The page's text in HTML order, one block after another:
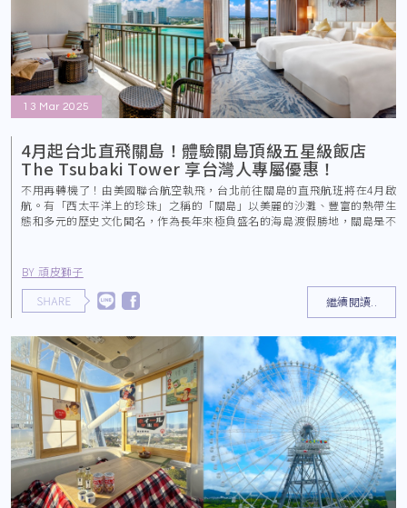
13 Mar 2025
BY 頑皮獅子
4月起台北直飛關島！體驗關島頂級五星級飯店
The Tsubaki Tower 享台灣人專屬優惠！
不用再轉機了！由美國聯合航空執飛，台北前往關島的直飛航班將在4月啟
航。有「西太平洋上的珍珠」之稱的「關島」以美麗的沙灘、豐富的熱帶生
態和多元的歷史文化聞名，作為長年來極負盛名的海島渡假勝地，關島是不
繼續閱讀..